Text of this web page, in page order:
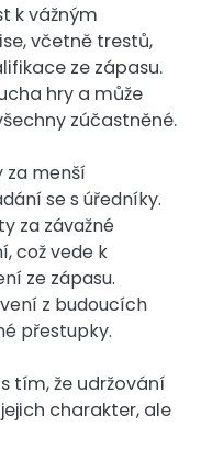
k vážným
včetně trestů,
ze zápasu.
hry a může
zúčastněné.
za menší
se s úředníky.
za závažné
což vede k
ze zápasu.
z budoucích
přestupky.
tím, že udržování
charakter, ale